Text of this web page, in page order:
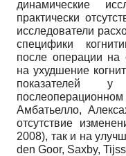
динамические
практически
исследователи
специфики
после операции на
на ухудшение
показателей
Амбатьелло,
отсутствие
2008), так и на
den Goor, Saxby,